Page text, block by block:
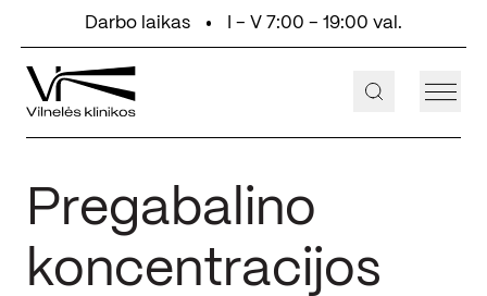
Eiti prie turinioDarbo laikas I - V 7:00 - 19:00 val.
+370 647 55 000
Pregabalino
koncentracijos